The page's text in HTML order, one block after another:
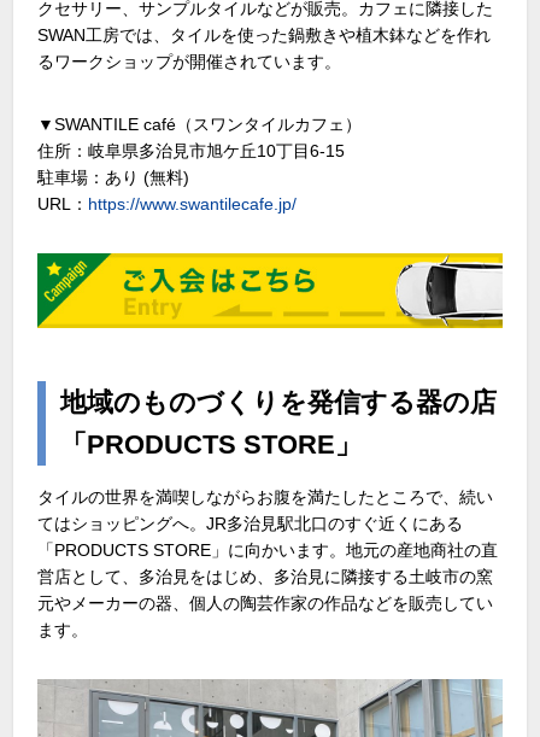
クセサリー、サンプルタイルなどが販売。カフェに隣接した
SWAN工房では、タイルを使った鍋敷きや植木鉢などを作れ
るワークショップが開催されています。
▼SWANTILE café（スワンタイルカフェ）
住所：岐阜県多治見市旭ケ丘10丁目6-15
駐車場：あり (無料)
URL： https://www.swantilecafe.jp/
地域のものづくりを発信する器の店
「PRODUCTS STORE」
タイルの世界を満喫しながらお腹を満たしたところで、続い
てはショッピングへ。JR多治見駅北口のすぐ近くにある
「PRODUCTS STORE」に向かいます。地元の産地商社の直
営店として、多治見をはじめ、多治見に隣接する土岐市の窯
元やメーカーの器、個人の陶芸作家の作品などを販売してい
ます。